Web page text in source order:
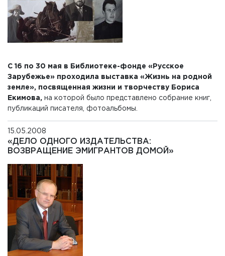
С 16 по 30 мая в Библиотеке-фонде «Русское
Зарубежье» проходила выставка «Жизнь на родной
земле», посвященная жизни и творчеству Бориса
Екимова, на которой было представлено собрание книг,
публикаций писателя, фотоальбомы.
15.05.2008
«ДЕЛО ОДНОГО ИЗДАТЕЛЬСТВА:
ВОЗВРАЩЕНИЕ ЭМИГРАНТОВ ДОМОЙ»